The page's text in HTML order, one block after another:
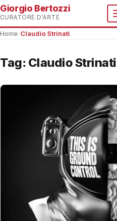
Giorgio Bertozzi
CURATORE D'ARTE
Home Claudio Strinati
Tag: Claudio Strinati